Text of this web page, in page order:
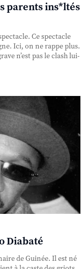
parents ins*ltés
Ce spectacle
Ici, on ne rappe plus.
n’est pas le clash lui-
Diabaté
de Guinée. Il est né